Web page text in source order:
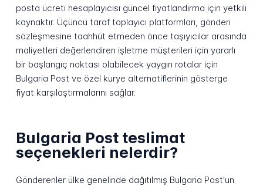
posta ücreti hesaplayıcısı güncel fiyatlandırma için yetkili
kaynaktır. Üçüncü taraf toplayıcı platformları, gönderi
sözleşmesine taahhüt etmeden önce taşıyıcılar arasında
maliyetleri değerlendiren işletme müşterileri için yararlı
bir başlangıç noktası olabilecek yaygın rotalar için
Bulgaria Post ve özel kurye alternatiflerinin gösterge
fiyat karşılaştırmalarını sağlar.
Bulgaria Post teslimat
seçenekleri nelerdir?
Gönderenler ülke genelinde dağıtılmış Bulgaria Post'un